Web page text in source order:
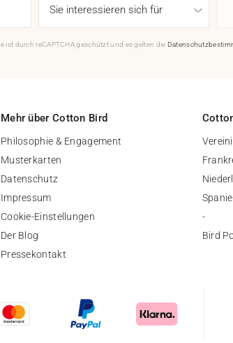
ist durch reCAPTCHA geschützt und es gelten die
Mehr über Cotton Bird
Philosophie & Engagement
Musterkarten
Datenschutz
Impressum
Cookie-Einstellungen
Der Blog
Pressekontakt
-
Bird